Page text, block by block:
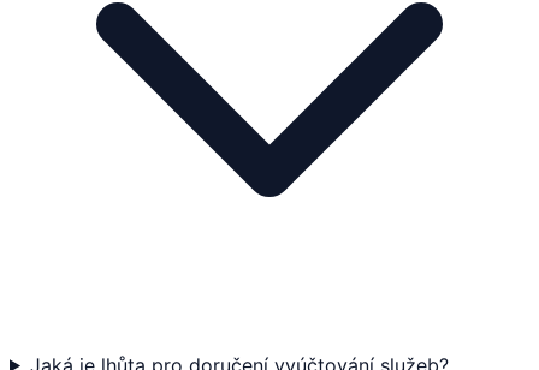
Jaká je lhůta pro doručení vyúčtování služeb?